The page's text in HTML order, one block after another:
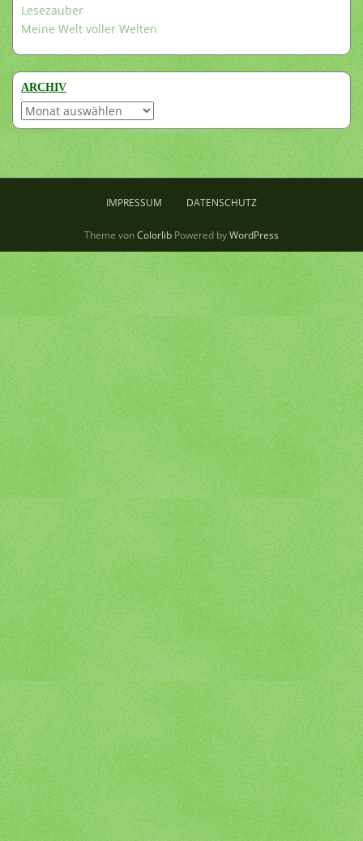
Lesezauber
Meine Welt voller Welten
ARCHIV
Archiv
IMPRESSUM DATENSCHUTZ
Theme vonColorlib Powered byWordPress